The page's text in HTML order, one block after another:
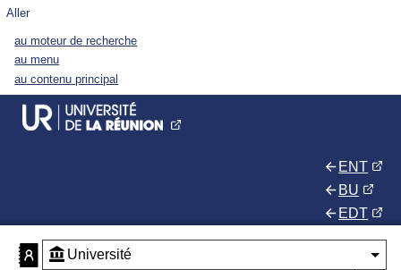
Aller
au moteur de recherche
au menu
au contenu principal
ENT
BU
EDT